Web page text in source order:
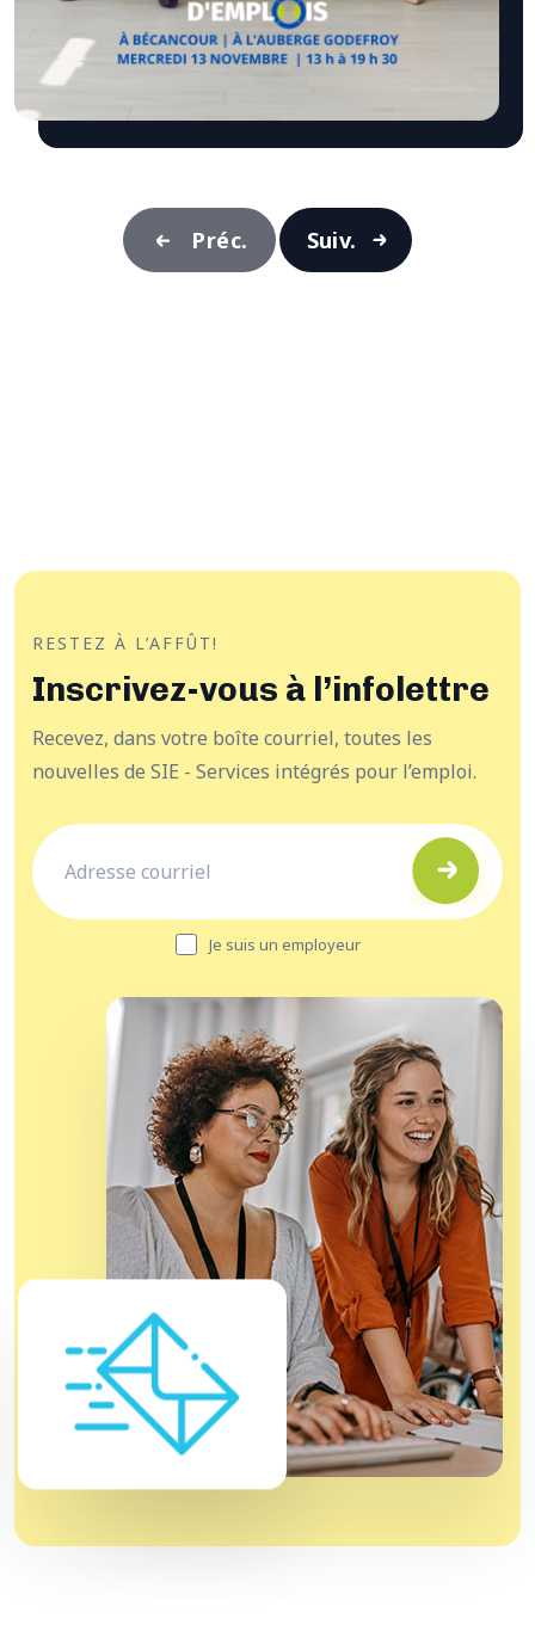
Préc. Suiv.
RESTEZ À L’AFFÛT!
Inscrivez-vous à l’infolettre
Recevez, dans votre boîte courriel, toutes les
nouvelles de SIE - Services intégrés pour l’emploi.
Je suis un employeur